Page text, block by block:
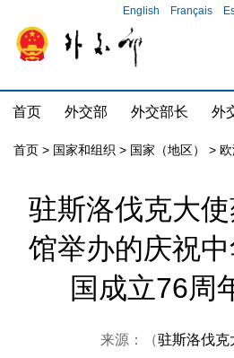
English Français
首页 外交部 外交部长 外
首页 > 国家和组织 > 国家（地区） > 欧
驻斯洛伐克大
馆举办的庆祝
国成立76周
来源：（驻斯洛伐克